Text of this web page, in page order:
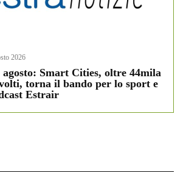
2026
Smart Cities, oltre 44mila
torna il bando per lo sport e
Estrair